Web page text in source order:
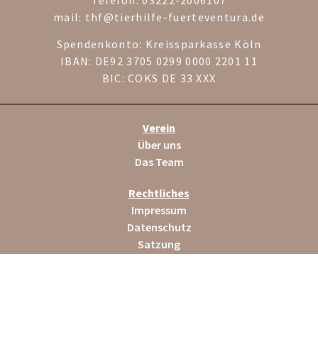
mail: thf@tierhilfe-fuerteventura.de
Spendenkonto: Kreissparkasse Köln
IBAN: DE92 3705 0299 0000 2201 11
BIC: COKS DE 33 XXX
Verein
Über uns
Das Team
Rechtliches
Impressum
Datenschutz
Satzung